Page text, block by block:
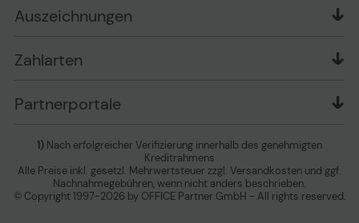
Zu den Barrierefreiheitseinstellungen
Erklärung zur Barrierefreiheit
Auszeichnungen
Zahlarten
Partnerportale
1) Nach erfolgreicher Verifizierung innerhalb des genehmigten
Kreditrahmens
Alle Preise inkl. gesetzl. Mehrwertsteuer zzgl. Versandkosten und ggf.
Nachnahmegebühren, wenn nicht anders beschrieben.
© Copyright 1997-2026 by OFFICE Partner GmbH - All rights reserved.